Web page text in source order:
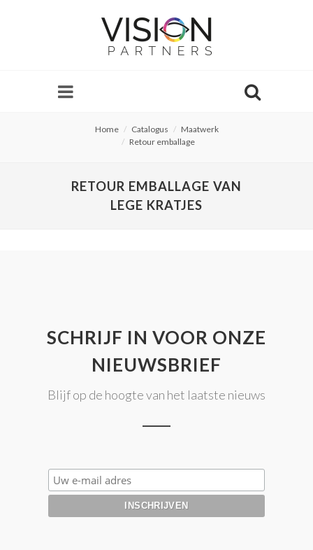
Home Catalogus
Maatwerk
Retour emballage
RETOUR EMBALLAGE VAN
LEGE KRATJES
SCHRIJF IN VOOR ONZE
NIEUWSBRIEF
Blijf op de hoogte van het laatste nieuws